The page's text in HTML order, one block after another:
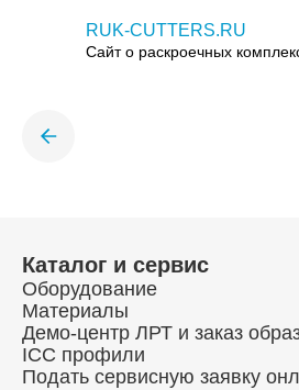
RUK-CUTTERS.RU
Сайт о раскроечных
Каталог и сервис
Оборудование
Материалы
Демо-центр ЛРТ и заказ
ICC профили
Подать сервисную заявку